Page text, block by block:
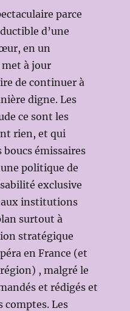
parce
d’une
en un
à jour
de continuer à
digne. Les
ce sont les
rien, et qui
émissaires
politique de
exclusive
aux institutions
surtout à
stratégique
en France (et
, malgré le
et rédigés et
comptes. Les